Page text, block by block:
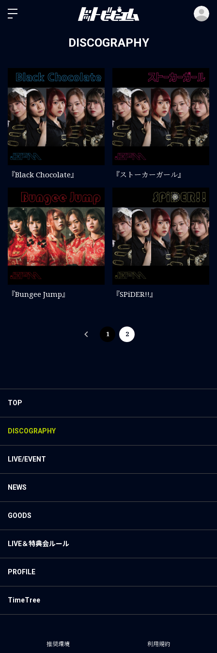
DISCOGRAPHY
『Black Chocolate』 『ストーカーガール』
『Bungee Jump』 『SPiDER!!』
1 2
TOP
DISCOGRAPHY
LIVE/EVENT
NEWS
GOODS
LIVE＆特典会ルール
PROFILE
TimeTree
推奨環境 利用規約